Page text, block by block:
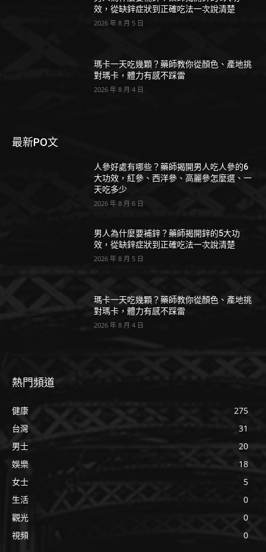
效，從缺鋅症狀到正確吃法一次說清楚
2026 年 8 月 5 日
瑪卡一天吃幾顆？藥師教你從顏色、產地挑
對瑪卡，體力有感不踩雷
2026 年 8 月 4 日
最新PO文
人參好處有哪些？藥師揭開男人吃人參的6
大功效，紅參、西洋參、高麗參怎麼選、一
天吃多少
2026 年 8 月 6 日
男人為什麼要補鋅？藥師揭開鋅的5大功
效，從缺鋅症狀到正確吃法一次說清楚
2026 年 8 月 5 日
瑪卡一天吃幾顆？藥師教你從顏色、產地挑
對瑪卡，體力有感不踩雷
2026 年 8 月 4 日
熱門頻道
健康
275
台灣
31
男士
20
娛樂
18
女士
5
生活
0
觀光
0
視頻
0